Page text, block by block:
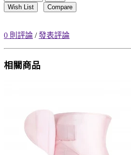
Wish List
Compare
0 則評論 /發表評論
相關商品